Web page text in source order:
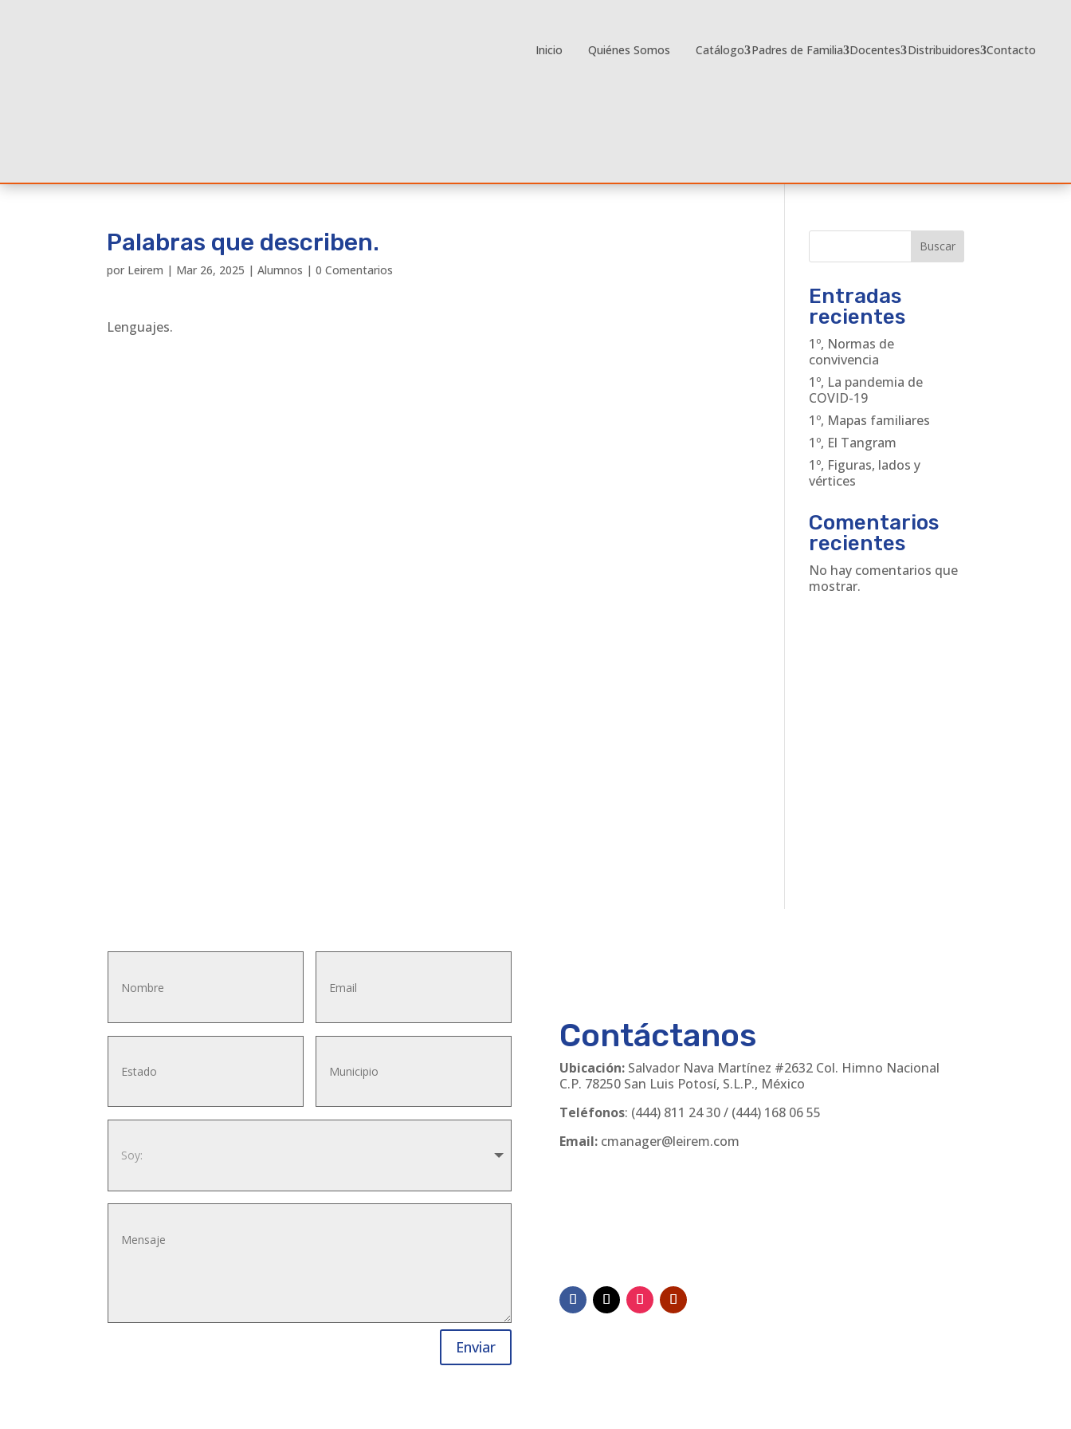
Inicio Quiénes Somos Catálogo Padres de Familia Docentes Distribuidores Contacto
Palabras que describen.
por Leirem | Mar 26, 2025 |Alumnos |0 Comentarios
Lenguajes.
Buscar
Entradas
recientes
1º, Normas de
convivencia
1º, La pandemia de
COVID-19
1º, Mapas familiares
1º, El Tangram
1º, Figuras, lados y
vértices
Comentarios
recientes
No hay comentarios que
mostrar.
Enviar
Contáctanos
Ubicación:Salvador Nava Martínez #2632 Col. Himno Nacional
C.P. 78250 San Luis Potosí, S.L.P., México
Teléfonos: (444) 811 24 30/ (444) 168 06 55
Email: cmanager@leirem.com